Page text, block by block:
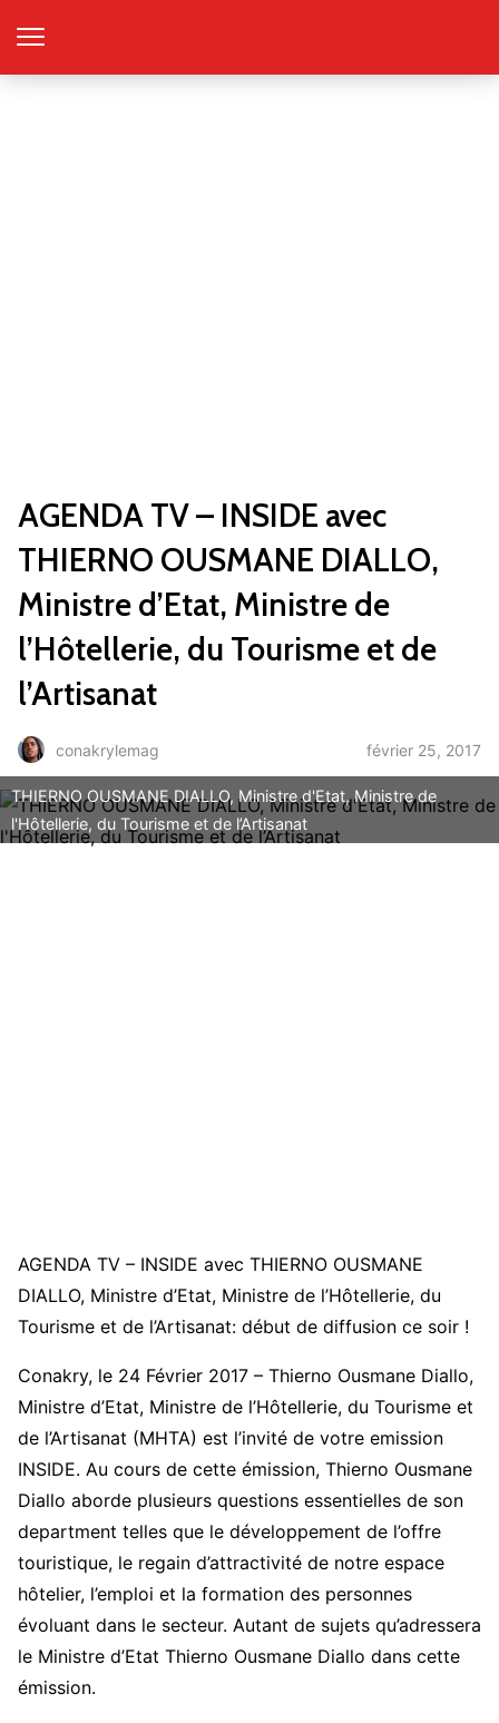
AGENDA TV – INSIDE avec
THIERNO OUSMANE DIALLO,
Ministre d’Etat, Ministre de
l’Hôtellerie, du Tourisme et de
l’Artisanat
conakrylemag février 25, 2017
THIERNO OUSMANE DIALLO, Ministre d'Etat, Ministre de
l'Hôtellerie, du Tourisme et de l’Artisanat
AGENDA TV – INSIDE avec THIERNO OUSMANE
DIALLO, Ministre d’Etat, Ministre de l’Hôtellerie, du
Tourisme et de l’Artisanat: début de diffusion ce soir !
Conakry, le 24 Février 2017 – Thierno Ousmane Diallo,
Ministre d’Etat, Ministre de l’Hôtellerie, du Tourisme et
de l’Artisanat (MHTA) est l’invité de votre emission
INSIDE. Au cours de cette émission, Thierno Ousmane
Diallo aborde plusieurs questions essentielles de son
department telles que le développement de l’offre
touristique, le regain d’attractivité de notre espace
hôtelier, l’emploi et la formation des personnes
évoluant dans le secteur. Autant de sujets qu’adressera
le Ministre d’Etat Thierno Ousmane Diallo dans cette
émission.